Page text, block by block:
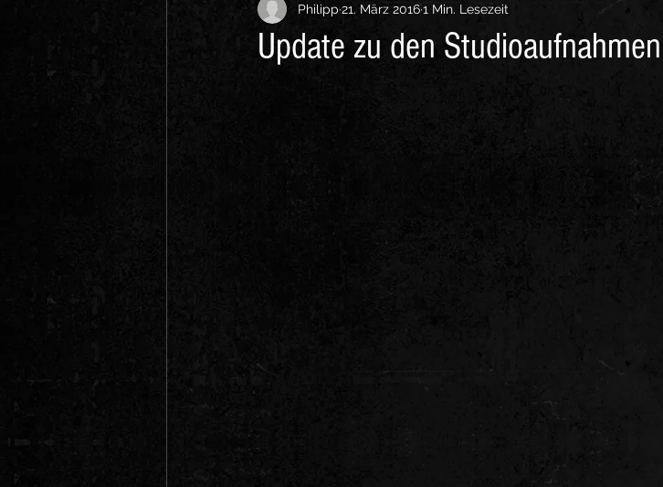
Vlogs English Sonstige Videos Other Videos
Update zu den Studioaufnahmen
Philipp 21. März 20161 Min. Lesezeit